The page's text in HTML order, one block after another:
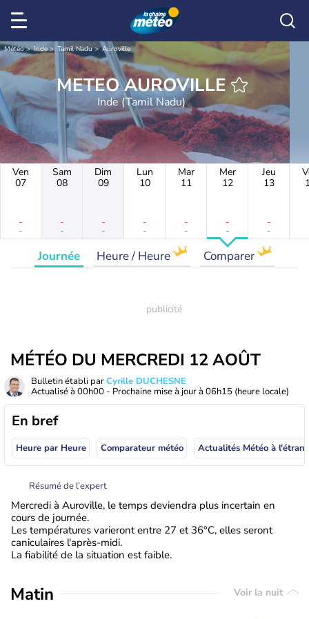
Météo Inde Tamil Nadu Auroville
METEO AUROVILLE
Inde (Tamil Nadu)
Ven
07
-
-
Sam
08
-
-
Dim
09
-
-
Lun
10
-
-
Mar
11
-
-
Mer
12
-
-
Jeu
13
-
-
Journée Heure / Heure Comparer
MÉTÉO DU MERCREDI 12 AOÛT
Bulletin établi parCyrille DUCHESNE
Actualisé à 00h00 - Prochaine mise à jour à 06h15 (heure locale)
En bref
Heure par Heure Comparateur météo
Résumé de l’expert
Mercredi à Auroville, le temps deviendra plus incertain en
cours de journée.
Les températures varieront entre 27 et 36°C, elles seront
caniculaires l'après-midi.
La fiabilité de la situation est faible.
Matin Voir la nuit